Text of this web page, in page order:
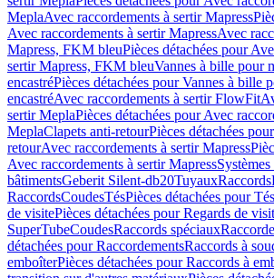
MeplaAvec raccordements à sertir Mapress
Avec raccordements à sertir MapressAvec
Mapress, FKM bleuPièces détachées pour
sertir Mapress, FKM bleuVannes à bille pour
encastréPièces détachées pour Vannes à bille
encastréAvec raccordements à sertir FlowFit
sertir MeplaPièces détachées pour Avec
MeplaClapets anti-retourPièces détachées
retourAvec raccordements à sertir Mapress
Avec raccordements à sertir Mapress
bâtimentsGeberit Silent-db20TuyauxRaccords
RaccordsCoudesTésPièces détachées pour Tés
de visitePièces détachées pour Regards de
SuperTubeCoudesRaccords spéciaux
détachées pour RaccordementsRaccords à
emboîterPièces détachées pour Raccords à